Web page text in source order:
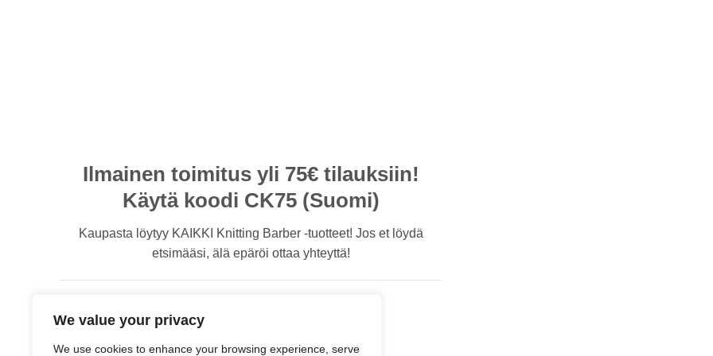
We value your privacy
We use cookies to enhance your browsing experience, serve
Ilmainen toimitus yli 75€ tilauksiin!
Käytä koodi CK75 (Suomi)
Kaupasta löytyy KAIKKI Knitting Barber -tuotteet! Jos et löydä
etsimääsi, älä epäröi ottaa yhteyttä!